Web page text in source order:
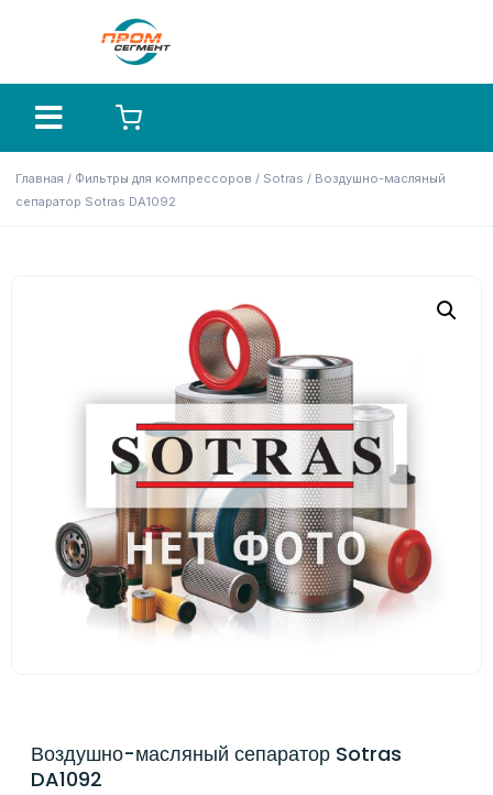
Главная / Фильтры для компрессоров / Sotras / Воздушно-масляный
сепаратор Sotras DA1092
Воздушно-масляный сепаратор Sotras
DA1092